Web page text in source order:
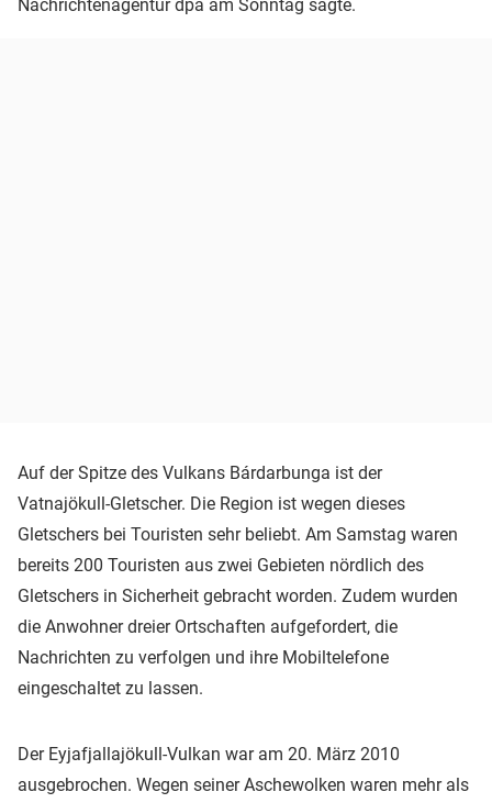
Nachrichtenagentur dpa am Sonntag sagte.
Auf der Spitze des Vulkans Bárdarbunga ist der
Vatnajökull-Gletscher. Die Region ist wegen dieses
Gletschers bei Touristen sehr beliebt. Am Samstag waren
bereits 200 Touristen aus zwei Gebieten nördlich des
Gletschers in Sicherheit gebracht worden. Zudem wurden
die Anwohner dreier Ortschaften aufgefordert, die
Nachrichten zu verfolgen und ihre Mobiltelefone
eingeschaltet zu lassen.
Der Eyjafjallajökull-Vulkan war am 20. März 2010
ausgebrochen. Wegen seiner Aschewolken waren mehr als